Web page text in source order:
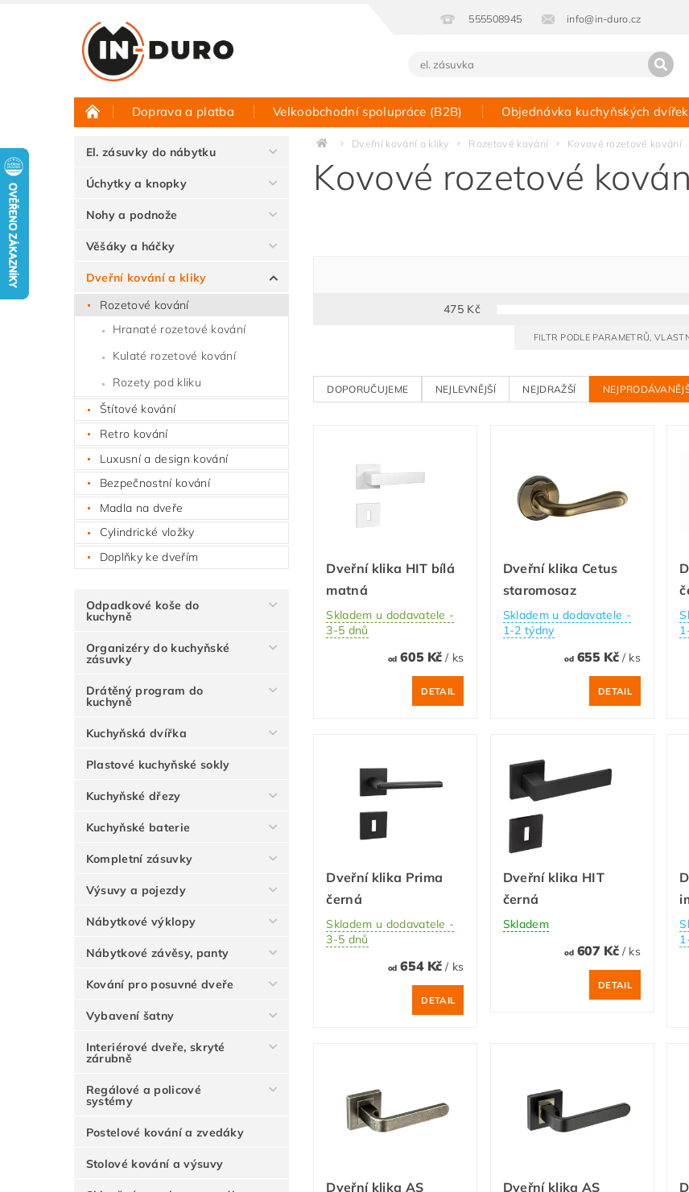
555508945 info@in-duro.cz
Doprava a platba Velkoobchodní spolupráce (B2B) Objednávka kuchyňských dvířek
Půjčovna vzorků Hodnocení obchodu Kontakt
El. zásuvky do nábytku
Úchytky a knopky
Nohy a podnože
Věšáky a háčky
Dveřní kování a kliky
Rozetové kování
Hranaté rozetové kování
Kulaté rozetové kování
Rozety pod kliku
Štítové kování
Retro kování
Luxusní a design kování
Bezpečnostní kování
Madla na dveře
Cylindrické vložky
Doplňky ke dveřím
Odpadkové koše do
kuchyně
Organizéry do kuchyňské
zásuvky
Drátěný program do
kuchyně
Kuchyňská dvířka
Plastové kuchyňské sokly
Kuchyňské dřezy
Kuchyňské baterie
Kompletní zásuvky
Výsuvy a pojezdy
Nábytkové výklopy
Nábytkové závěsy, panty
Kování pro posuvné dveře
Vybavení šatny
Interiérové dveře, skryté
zárubně
Regálové a policové
systémy
Postelové kování a zvedáky
Stolové kování a výsuvy
Dveřní kování a kliky Rozetové kování Kovové rozetové kování
Kovové rozetové
475 Kč
FILTR PODLE PARAMETRŮ,
DOPORUČUJEME NEJLEVNĚJŠÍ NEJDRAŽŠÍ
Dveřní klika HIT bílá
matná
Skladem u dodavatele -
3-5 dnů
od605 Kč/ ks
DETAIL
Dveřní klika Cetus
staromosaz
Skladem u dodavatele -
1-2 týdny
od655 Kč / ks
DETAIL
Dveřní klika Prima
černá
Skladem u dodavatele -
3-5 dnů
od654 Kč/ ks
DETAIL
Dveřní klika HIT
černá
Skladem
od607 Kč / ks
DETAIL
Dveřní klika AS
Dveřní klika AS